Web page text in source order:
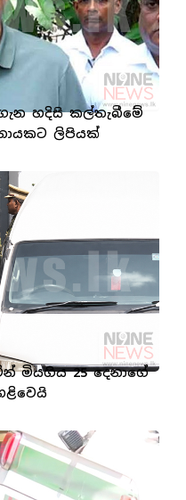
හදිසි කල්තැබීමේ
ලිපියක්
මියගිය 25 දෙනාගේ